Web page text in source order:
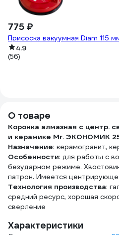
775 ₽
Присоска вакуумная Diam 115
4.9
(56)
О товаре
Коронка алмазная с центр.
и керамике Mr. ЭКОНОМИК
Назначение: керамогранит,
Особенности: для работы с
безударном режиме.
патрон. Имеется
Технология производства:
средний ресурс, хорошая
сверление
Характеристики